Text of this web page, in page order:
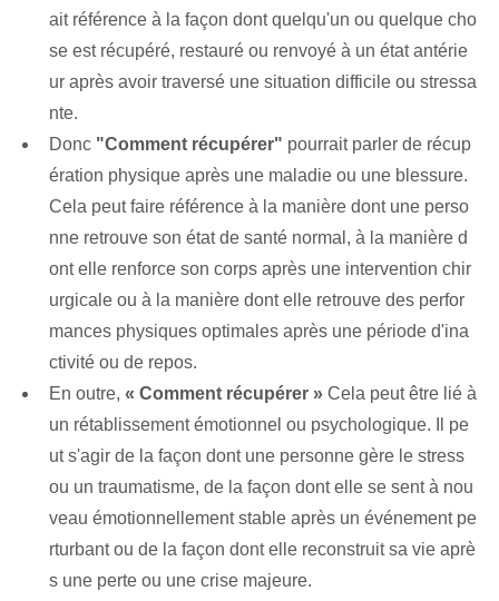
ait référence⁢ à la façon dont quelqu'un ou quelque cho
se est récupéré, restauré ou renvoyé à un état antérie
ur après avoir traversé une situation difficile ou stressa
nte.
Donc "Comment récupérer" pourrait parler de récup
ération physique après⁢ une maladie ou une blessure.
Cela peut faire référence à la manière dont une perso
nne retrouve son état de santé normal, à la manière d
ont elle renforce son corps après une intervention chir
urgicale ou à la manière dont elle retrouve des perfor
mances physiques optimales après une période d'ina
ctivité ou de repos.
En outre, « Comment récupérer » Cela peut être lié à
un rétablissement émotionnel ou psychologique. Il pe
ut s'agir de la façon dont une personne gère le stress
ou un traumatisme, de la façon dont elle se sent à nou
veau émotionnellement stable après un événement pe
rturbant ou de la façon dont elle reconstruit sa vie aprè
s une perte ou une crise majeure.